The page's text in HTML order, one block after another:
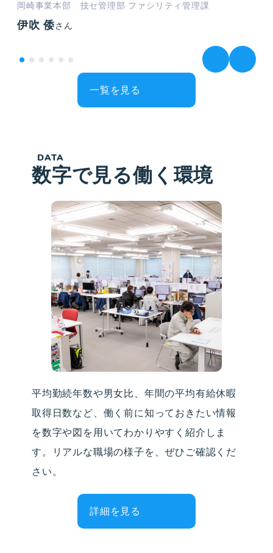
岡崎事業本部 技セ管理部 ファシリティ管理課
伊吹 倭さん
一覧を見る
DATA
数字で見る働く環境
平均勤続年数や男女比、年間の平均有給休暇
取得日数など、働く前に知っておきたい情報
を数字や図を用いてわかりやすく紹介しま
す。リアルな職場の様子を、ぜひご確認くだ
さい。
詳細を見る